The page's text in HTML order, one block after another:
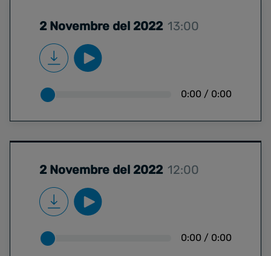
2 Novembre del 2022 13:00
0:00 / 0:00
2 Novembre del 2022 12:00
0:00 / 0:00